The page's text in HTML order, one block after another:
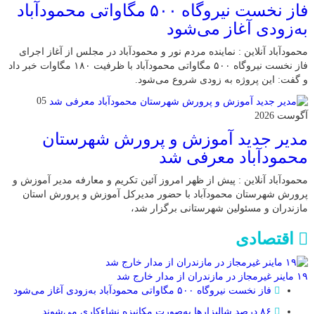
فاز نخست نیروگاه ۵۰۰ مگاواتی محمودآباد
به‌زودی آغاز می‌شود
محمودآباد آنلاین : نماینده مردم نور و محمودآباد در مجلس از آغاز اجرای
فاز نخست نیروگاه ۵۰۰ مگاواتی محمودآباد با ظرفیت ۱۸۰ مگاوات خبر داد
و گفت: این پروژه به زودی شروع می‌شود.
05
آگوست 2026
مدیر جدید آموزش و پرورش شهرستان
محمودآباد معرفی شد
محمودآباد آنلاین : پیش از ظهر امروز آئین تکریم و معارفه مدیر آموزش و
پرورش شهرستان محمودآباد با حضور مدیرکل آموزش و پرورش استان
مازندران و مسئولین شهرستانی برگزار شد،
اقتصادی
۱۹ ماینر غیرمجاز در مازندران از مدار خارج شد
فاز نخست نیروگاه ۵۰۰ مگاواتی محمودآباد به‌زودی آغاز می‌شود